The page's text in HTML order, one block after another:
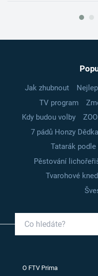
Jak zhubnout
TV program
Kdy budou volby
7 pádů Honzy Dědka
Tatarák
Pěstování
Tvarohové
O FTV Prima